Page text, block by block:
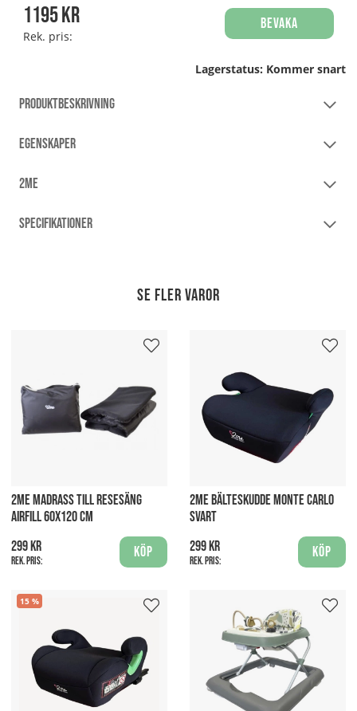
1195kr
Rek. pris:
Bevaka
Lagerstatus: Kommer snart
PRODUKTBESKRIVNING
EGENSKAPER
2ME
SPECIFIKATIONER
Se fler varor
2ME MADRASS TILL RESESÄNG
AIRFILL 60X120 CM
299 kr
Rek. pris:
Köp
2ME BÄLTESKUDDE MONTE CARLO
SVART
299 kr
Rek. pris:
Köp
15